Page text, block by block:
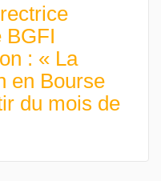
BGFI
: « La
en Bourse
du mois de